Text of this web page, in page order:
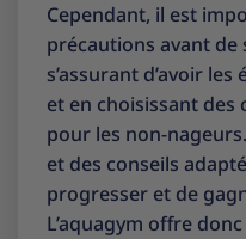
Cependant, il est
précautions avant de
s’assurant d’avoir
et en choisissant des
pour les non-
et des conseils
progresser et de
L’aquagym offre